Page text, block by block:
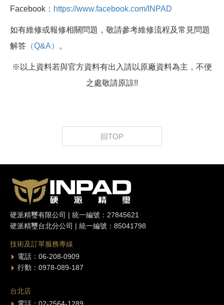
Facebook： https://www.facebook.com/INPAD
如有維修或報修相關問題，敬請參考維修流程及常見問題
解答 （Q&A） 。
※以上資料若與官方資料有出入請以原廠資料為主，不便
之處敬請原諒!!
回TOP
硬派精璽有限公司 | 統一編號：27845621
硬派精璽台北分公司 | 統一編號：85041798
技術及訂單服務專線
電話：06-208-0909
行動：0978-089-187
台北店